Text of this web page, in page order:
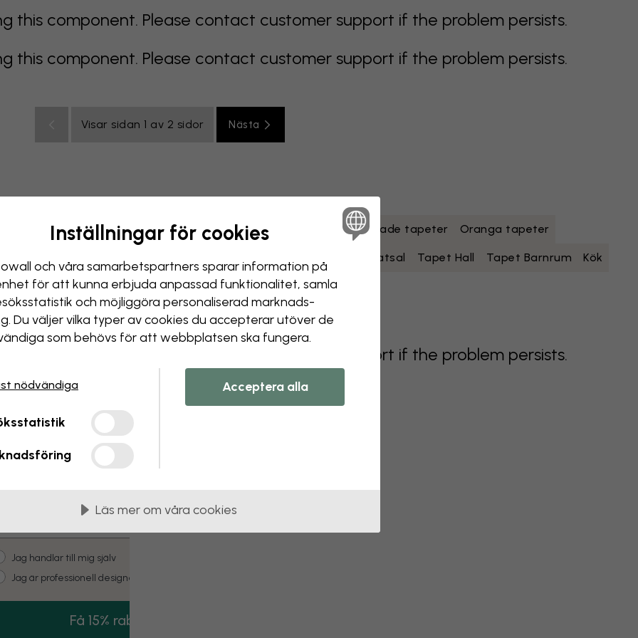
this component. Please contact customer support if the problem persists.
this component. Please contact customer support if the problem persists.
Visar sidan 1 av 2 sidor Nästa
tapeter Bruna tapeter Gröna tapeter Grå tapeter Flerfärgade tapeter Oranga tapeter
Matsal Tapet Hall Tapet Barnrum Kök
this component. Please contact customer support if the problem persists.
Vill du få
RABATT
på ditt första köp? Anmäl dig till vårt
type
Jag handlar till mig själv
Jag är professionell designer
Få 15% rabatt
Inställningar för cookies
och våra samarbets­partners sparar information på
för att kunna erbjuda anpassad funktionalitet, samla
och möjliggöra personaliserad marknads­
Du väljer vilka typer av cookies du accepterar utöver de
som behövs för att webbplatsen ska fungera.
nödvändiga Acceptera alla
Läs mer om våra cookies